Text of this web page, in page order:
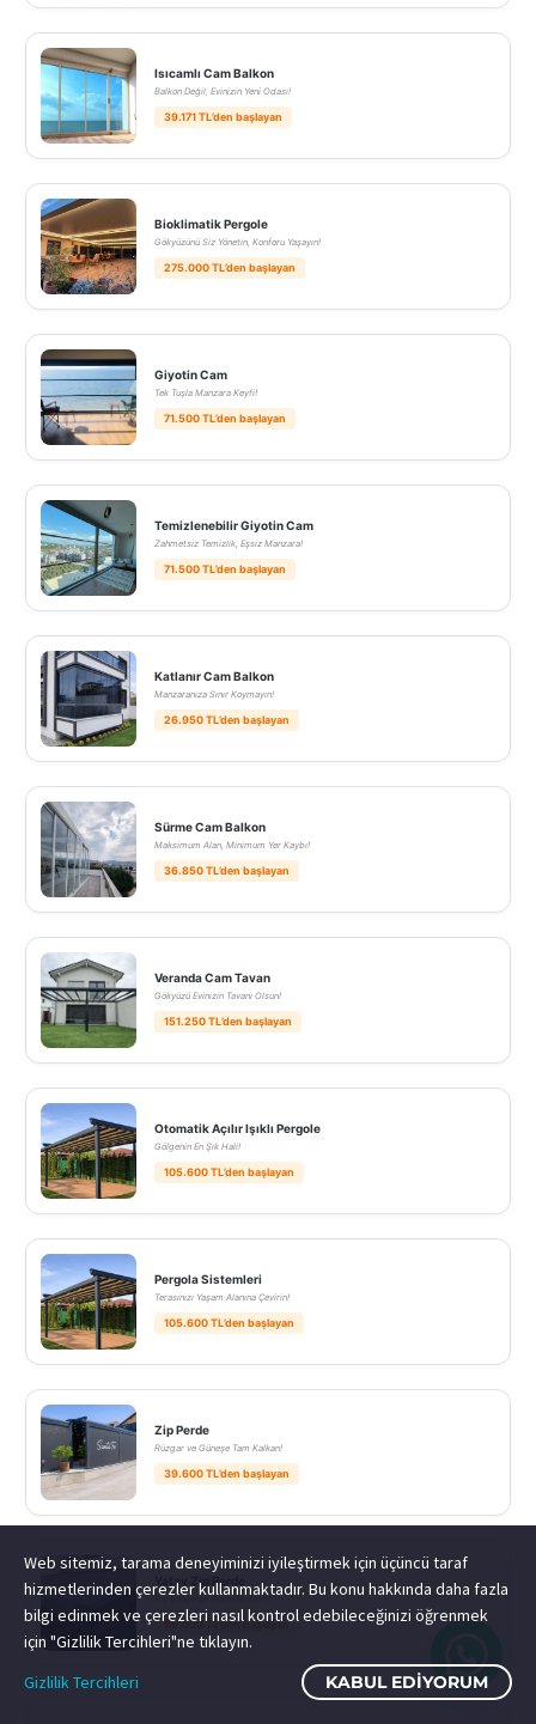
Isıcamlı Cam Balkon
Balkon Değil, Evinizin Yeni Odası!
39.171 TL’den başlayan
Bioklimatik Pergole
Gökyüzünü Siz Yönetin, Konforu Yaşayın!
275.000 TL’den başlayan
Giyotin Cam
Tek Tuşla Manzara Keyfi!
71.500 TL’den başlayan
Temizlenebilir Giyotin Cam
Zahmetsiz Temizlik, Eşsiz Manzara!
71.500 TL’den başlayan
Katlanır Cam Balkon
Manzaranıza Sınır Koymayın!
26.950 TL’den başlayan
Sürme Cam Balkon
Maksimum Alan, Minimum Yer Kaybı!
36.850 TL’den başlayan
Veranda Cam Tavan
Gökyüzü Evinizin Tavanı Olsun!
151.250 TL’den başlayan
Otomatik Açılır Işıklı Pergole
Gölgenin En Şık Hali!
105.600 TL’den başlayan
Pergola Sistemleri
Terasınızı Yaşam Alanına Çevirin!
105.600 TL’den başlayan
Zip Perde
Rüzgar ve Güneşe Tam Kalkan!
39.600 TL’den başlayan
Yatay Zip Perde
99.000 TL’den başlayan
Web sitemiz, tarama deneyiminizi iyileştirmek için üçüncü taraf
hizmetlerinden çerezler kullanmaktadır. Bu konu hakkında daha fazla
bilgi edinmek ve çerezleri nasıl kontrol edebileceğinizi öğrenmek
için "Gizlilik Tercihleri"ne tıklayın.
Gizlilik Tercihleri
KABUL EDIYORUM